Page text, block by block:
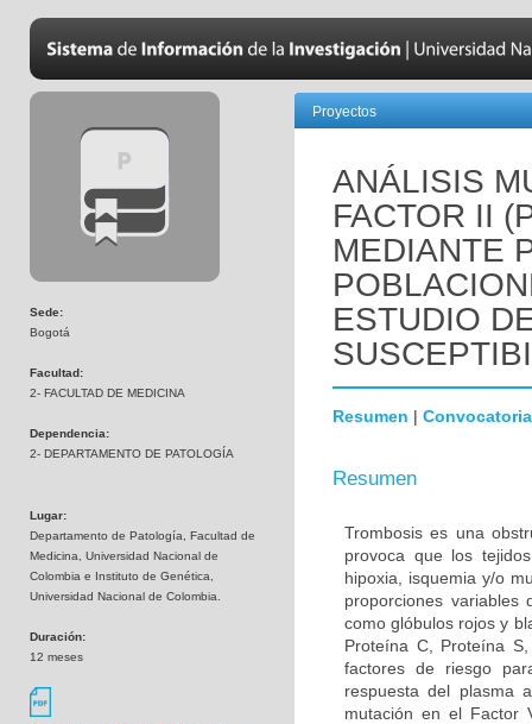
Sede:
Bogotá
Facultad:
2- FACULTAD DE MEDICINA
Dependencia:
2- DEPARTAMENTO DE PATOLOGÍA
Lugar:
Departamento de Patología, Facultad de
Medicina, Universidad Nacional de
Colombia e Instituto de Genética,
Universidad Nacional de Colombia.
Duración:
12 meses
Proyectos
ANÁLISIS
FACTOR II
MEDIANTE
ESTUDIO
Resumen | Convocatoria
Resumen
Trombosis es una
provoca que los
hipoxia, isquemia y/o
proporciones variables
como glóbulos rojos y
Proteína C, Proteína
factores de riesgo
respuesta del plasma
mutación en el Factor